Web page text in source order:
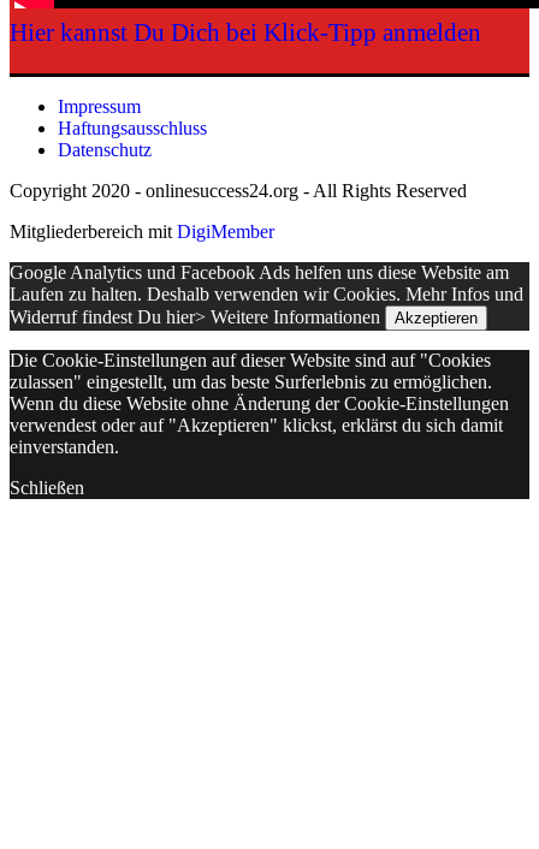
Hier kannst Du Dich bei Klick-Tipp anmelden
Impressum
Haftungsausschluss
Datenschutz
Copyright 2020 - onlinesuccess24.org - All Rights Reserved
Mitgliederbereich mitDigiMember
Google Analytics und Facebook Ads helfen uns diese Website am
Laufen zu halten. Deshalb verwenden wir Cookies. Mehr Infos und
Widerruf findest Du hier> Weitere Informationen Akzeptieren
Die Cookie-Einstellungen auf dieser Website sind auf "Cookies
zulassen" eingestellt, um das beste Surferlebnis zu ermöglichen.
Wenn du diese Website ohne Änderung der Cookie-Einstellungen
verwendest oder auf "Akzeptieren" klickst, erklärst du sich damit
einverstanden.
Schließen